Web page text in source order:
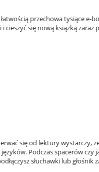
przechowa tysiące
się nową książką zaraz
się od lektury
Podczas spacerów
słuchawki lub